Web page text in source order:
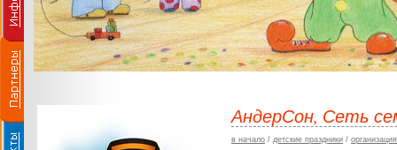
АндерСон, Сеть
в начало / детские праздники /